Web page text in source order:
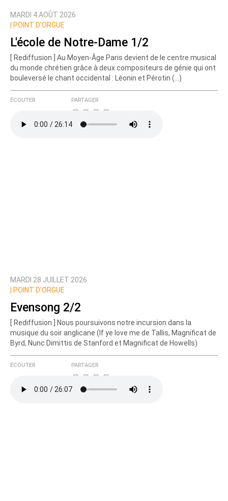
Nom
Courriel (non publié)
Ajoutez votre commentaire ici
Prévenez-moi de tous les nouveaux commentaires
MARDI 4 AOÛT 2026
POINT D’ORGUE
L'école de Notre-Dame 1/2
[ Rediffusion ] Au Moyen-Âge Paris devient de le centre musical
du monde chrétien grâce à deux compositeurs de génie qui ont
bouleversé le chant occidental : Léonin et Pérotin (…)
ÉCOUTER PARTAGER
MARDI 28 JUILLET 2026
POINT D’ORGUE
Evensong 2/2
[ Rediffusion ] Nous poursuivons notre incursion dans la
musique du soir anglicane (If ye love me de Tallis, Magnificat de
Byrd, Nunc Dimittis de Stanford et Magnificat de Howells)
ÉCOUTER PARTAGER